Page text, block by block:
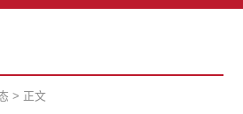
> 正文